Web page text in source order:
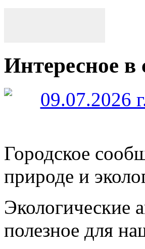
Интересное в
Городское
природе и
Экологические
полезное для